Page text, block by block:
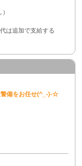
は追加で支給する
警備をお任せ(^_-)-☆